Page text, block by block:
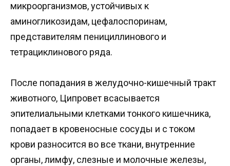
микроорганизмов, устойчивых к
аминогликозидам, цефалоспоринам,
представителям пенициллинового и
тетрациклинового ряда.
После попадания в желудочно-кишечный тракт
животного, Ципровет всасывается
эпителиальными клетками тонкого кишечника,
попадает в кровеносные сосуды и с током
крови разносится во все ткани, внутренние
органы, лимфу, слезные и молочные железы,